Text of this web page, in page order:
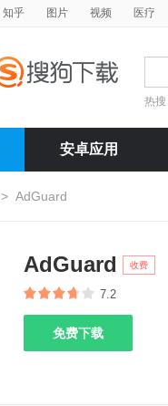
知乎 图片 视频 医疗
热搜
安卓应用
> AdGuard
AdGuard 收费
7.2
免费下载